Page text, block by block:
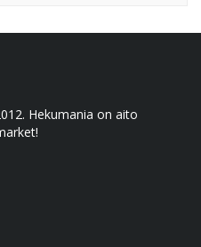
Hekumania on aito